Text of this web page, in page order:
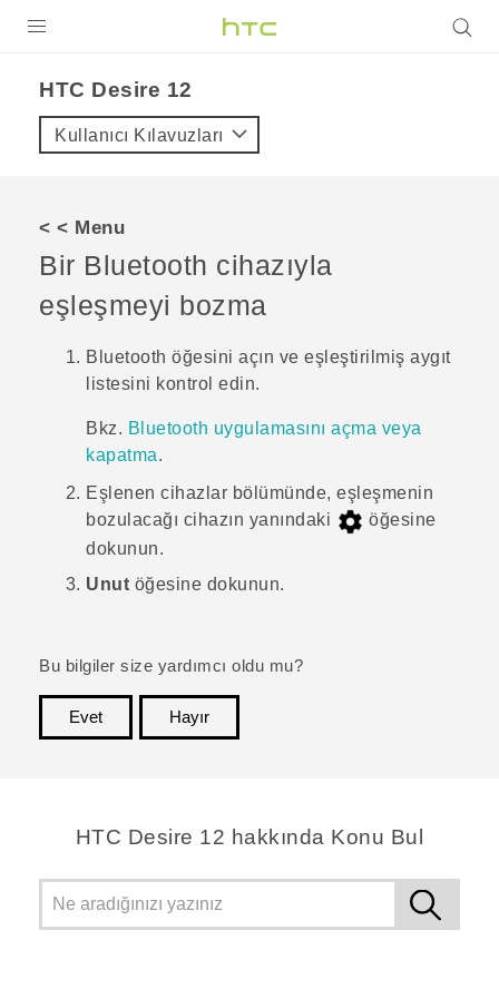
VIVE
VIVERSE
DESTEK
HTC Desire 12‎
Kullanıcı Kılavuzları
< < Menu
Bir Bluetooth cihazıyla
eşleşmeyi bozma
Bluetooth öğesini açın ve eşleştirilmiş aygıt
listesini kontrol edin.
Bkz. Bluetooth uygulamasını açma veya
kapatma.
Eşlenen cihazlar bölümünde, eşleşmenin
bozulacağı cihazın yanındaki
öğesine
dokunun.
Unut öğesine dokunun.
Bu bilgiler size yardımcı oldu mu?
Evet
Hayır
HTC Desire 12 hakkında Konu Bul